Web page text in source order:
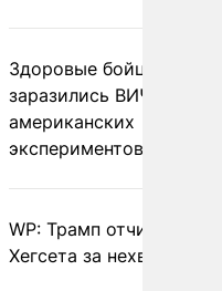
Здоровые бойцы ВСУ
заразились ВИЧ после
американских
экспериментов
WP: Трамп отчитал
Хегсета за нехватку